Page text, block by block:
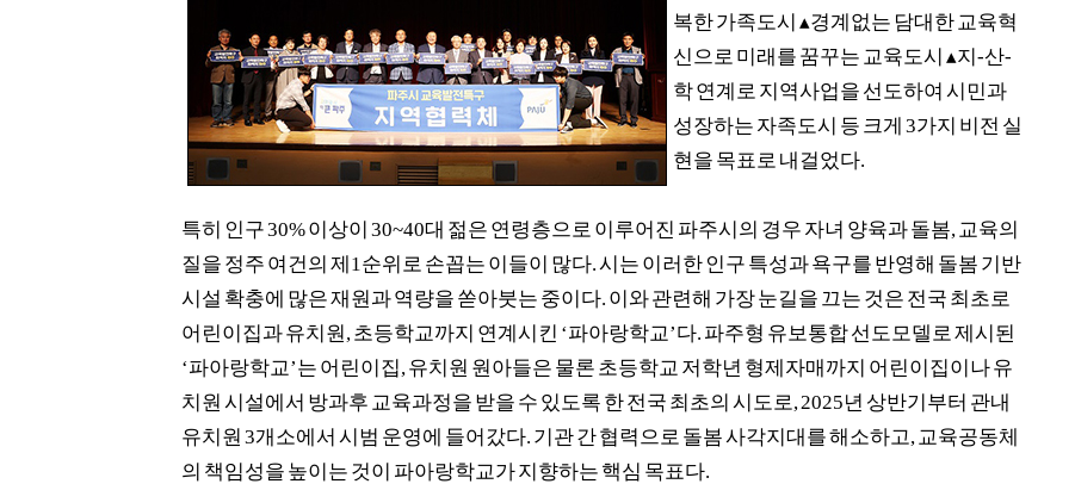
복한 가족도시 ▴경계없는 담대한 교육혁
신으로 미래를 꿈꾸는 교육도시 ▴지-산-
학 연계로 지역사업을 선도하여 시민과
성장하는 자족도시 등 크게 3가지 비전 실
현을 목표로 내걸었다.
특히 인구30%이상이 30~40대 젊은 연령층으로 이루어진 파주시의 경우 자녀 양육과 돌봄,교육의
질을 정주 여건의 제 1순위로 손꼽는 이들이 많다.시는 이러한 인구 특성과 욕구를 반영해 돌봄 기반
시설 확충에 많은 재원과 역량을 쏟아붓는 중이다. 이와 관련해 가장 눈길을 끄는 것은 전국 최초로
어린이집과 유치원,초등학교까지 연계시킨 ‘파아랑학교’다. 파주형 유보통합 선도모델로 제시된
‘파아랑학교’는 어린이집,유치원 원아들은 물론 초등학교 저학년 형제자매까지 어린이집이나 유
치원 시설에서 방과후 교육과정을 받을 수 있도록 한 전국 최초의 시도로, 2025년 상반기부터 관내
유치원 3개소에서 시범 운영에 들어갔다. 기관 간 협력으로 돌봄 사각지대를 해소하고,교육공동체
의 책임성을 높이는 것이 파아랑학교가 지향하는 핵심 목표다.